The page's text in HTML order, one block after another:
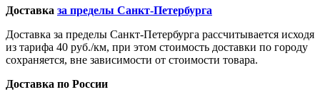
Доставка за пределы Санкт-Петербурга
Доставка за пределы Санкт-Петербурга рассчитывается исходя
из тарифа 40 руб./км, при этом стоимость доставки по городу
сохраняется, вне зависимости от стоимости товара.
Доставка по России